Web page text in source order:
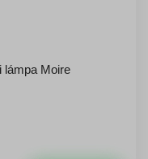
lámpa Moire